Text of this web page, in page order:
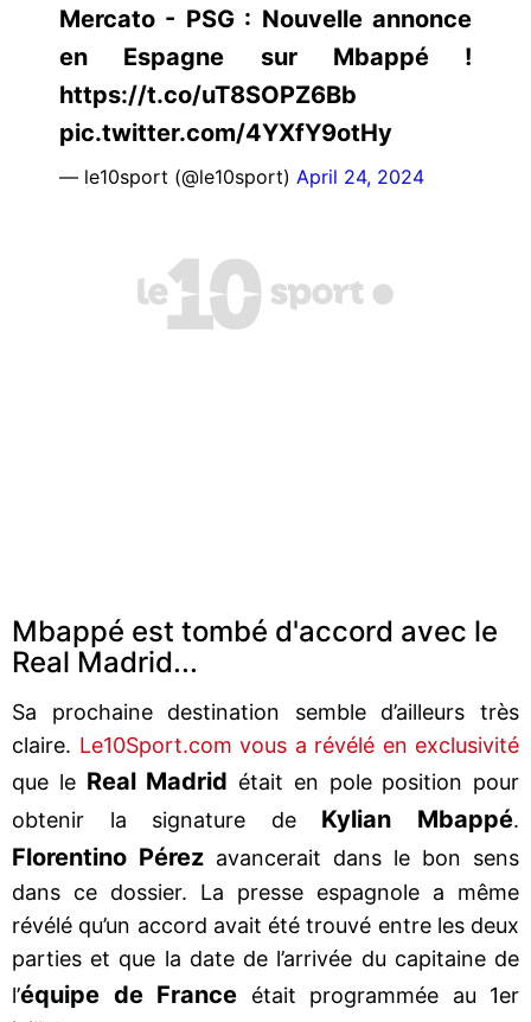
Mercato - PSG : Nouvelle annonce
en Espagne sur Mbappé !
https://t.co/uT8SOPZ6Bb
pic.twitter.com/4YXfY9otHy
— le10sport (@le10sport) April 24, 2024
Mbappé est tombé d'accord avec le
Real Madrid...
Sa prochaine destination semble d’ailleurs très
claire. Le10Sport.com vous a révélé en exclusivité
que le Real Madrid était en pole position pour
obtenir la signature de Kylian Mbappé.
Florentino Pérez avancerait dans le bon sens
dans ce dossier. La presse espagnole a même
révélé qu’un accord avait été trouvé entre les deux
parties et que la date de l’arrivée du capitaine de
l’équipe de France était programmée au 1er